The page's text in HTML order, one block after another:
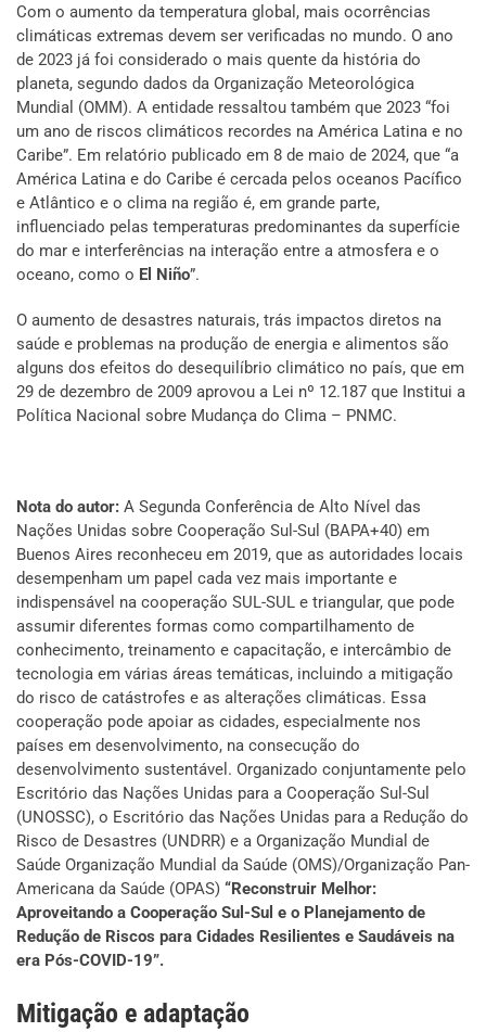
Com o aumento da temperatura global, mais ocorrências
climáticas extremas devem ser verificadas no mundo. O ano
de 2023 já foi considerado o mais quente da história do
planeta, segundo dados da Organização Meteorológica
Mundial (OMM). A entidade ressaltou também que 2023 “foi
um ano de riscos climáticos recordes na América Latina e no
Caribe”. Em relatório publicado em 8 de maio de 2024, que “a
América Latina e do Caribe é cercada pelos oceanos Pacífico
e Atlântico e o clima na região é, em grande parte,
influenciado pelas temperaturas predominantes da superfície
do mar e interferências na interação entre a atmosfera e o
oceano, como o El Niño”.
O aumento de desastres naturais, trás impactos diretos na
saúde e problemas na produção de energia e alimentos são
alguns dos efeitos do desequilíbrio climático no país, que em
29 de dezembro de 2009 aprovou a Lei nº 12.187 que Institui a
Política Nacional sobre Mudança do Clima – PNMC.
Nota do autor: A Segunda Conferência de Alto Nível das
Nações Unidas sobre Cooperação Sul-Sul (BAPA+40) em
Buenos Aires reconheceu em 2019, que as autoridades locais
desempenham um papel cada vez mais importante e
indispensável na cooperação SUL-SUL e triangular, que pode
assumir diferentes formas como compartilhamento de
conhecimento, treinamento e capacitação, e intercâmbio de
tecnologia em várias áreas temáticas, incluindo a mitigação
do risco de catástrofes e as alterações climáticas. Essa
cooperação pode apoiar as cidades, especialmente nos
países em desenvolvimento, na consecução do
desenvolvimento sustentável. Organizado conjuntamente pelo
Escritório das Nações Unidas para a Cooperação Sul-Sul
(UNOSSC), o Escritório das Nações Unidas para a Redução do
Risco de Desastres (UNDRR) e a Organização Mundial de
Saúde Organização Mundial da Saúde (OMS)/Organização Pan-
Americana da Saúde (OPAS) “Reconstruir Melhor:
Aproveitando a Cooperação Sul-Sul e o Planejamento de
Redução de Riscos para Cidades Resilientes e Saudáveis na
era Pós-COVID-19”.
Mitigação e adaptação